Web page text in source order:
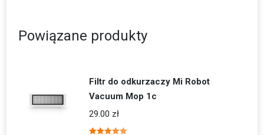
Powiązane produkty
Filtr do odkurzaczy Mi Robot
Vacuum Mop 1c
29.00 zł